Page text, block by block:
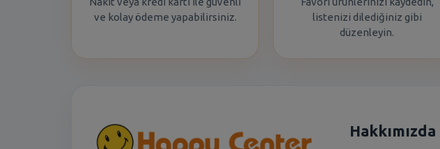
ve kolay ödeme yapabilirsiniz.
listenizi dilediğiniz gibi
düzenleyin.
Hakkımızda